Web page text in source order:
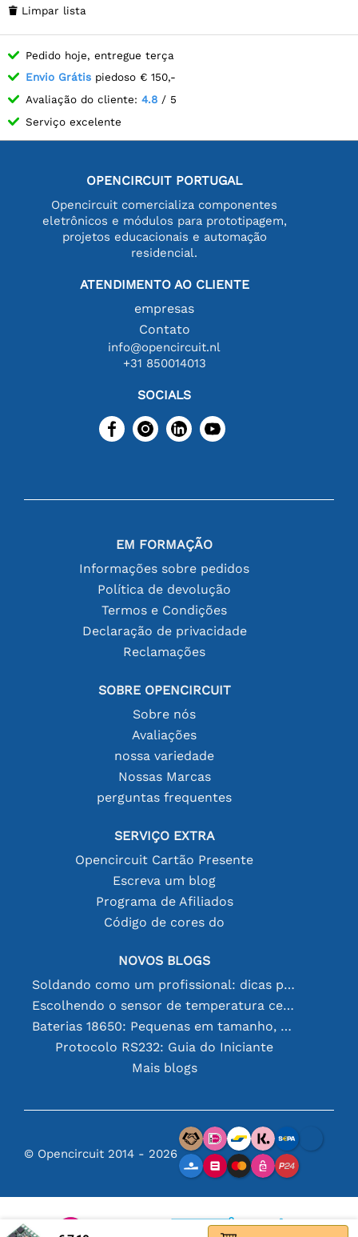
 Limpar lista
Pedido hoje, entregue terça
Envio Grátis piedoso € 150,-
Avaliação do cliente: 4.8 / 5
Serviço excelente
OPENCIRCUIT PORTUGAL
Opencircuit comercializa componentes
eletrônicos e módulos para prototipagem,
projetos educacionais e automação
residencial.
ATENDIMENTO AO CLIENTE
empresas
Contato
info@opencircuit.nl
+31 850014013
SOCIALS
EM FORMAÇÃO
Informações sobre pedidos
Política de devolução
Termos e Condições
Declaração de privacidade
Reclamações
SOBRE OPENCIRCUIT
Sobre nós
Avaliações
nossa variedade
Nossas Marcas
perguntas frequentes
SERVIÇO EXTRA
Opencircuit Cartão Presente
Escreva um blog
Programa de Afiliados
Código de cores do
NOVOS BLOGS
Soldando como um profissional: dicas para conexões eletrônicas perfeitas
Escolhendo o sensor de temperatura certo [youtube]
Baterias 18650: Pequenas em tamanho, grandes em desempenho
Protocolo RS232: Guia do Iniciante
Mais blogs
© Opencircuit 2014 - 2026